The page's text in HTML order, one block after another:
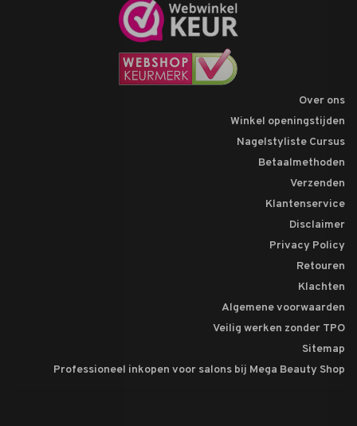
Over ons
Winkel openingstijden
Nagelstyliste Cursus
Betaalmethoden
Verzenden
Klantenservice
Disclaimer
Privacy Policy
Retouren
Klachten
Algemene voorwaarden
Veilig werken zonder TPO
Sitemap
Professioneel inkopen voor salons bij Mega Beauty Shop